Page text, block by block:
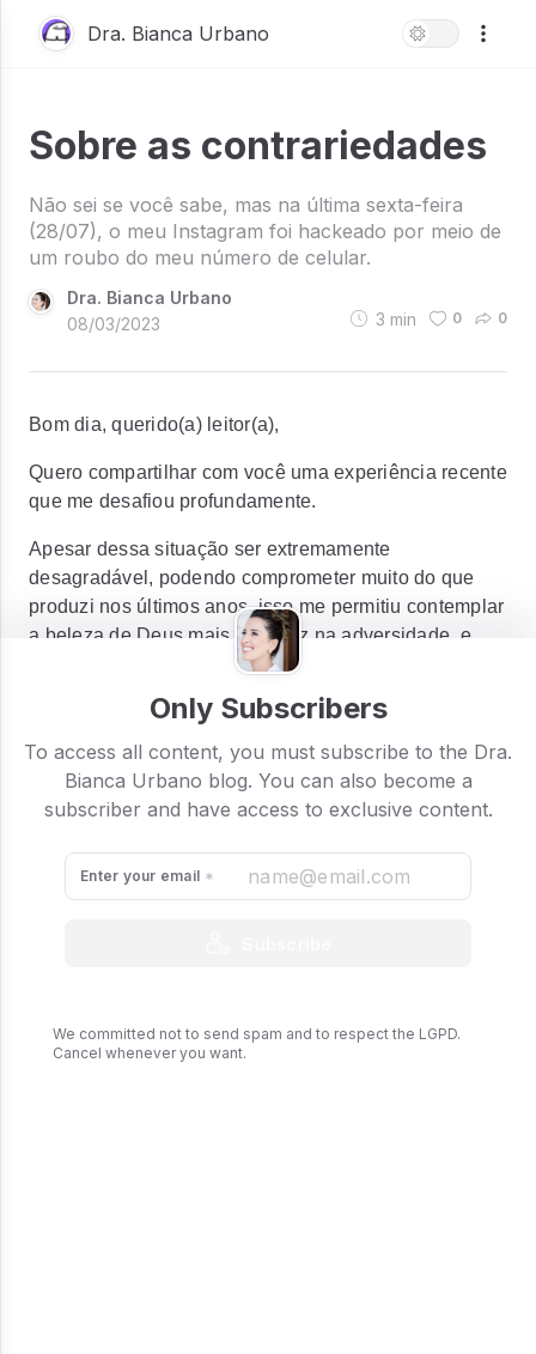
Dra. Bianca Urbano
Sobre as contrariedades
Não sei se você sabe, mas na última sexta-feira
(28/07), o meu Instagram foi hackeado por meio de
um roubo do meu número de celular.
Dra. Bianca Urbano
08/03/2023
3 min 0 0
Bom dia, querido(a) leitor(a),
Quero compartilhar com você uma experiência recente
que me desafiou profundamente.
Apesar dessa situação ser extremamente
desagradável, podendo comprometer muito do que
produzi nos últimos anos, isso me permitiu contemplar
a beleza de Deus mais uma vez na adversidade, e
quero compartilhar contigo o que aprendi com isso.
Only Subscribers
To access all content, you must subscribe to the Dra.
Bianca Urbano blog. You can also become a
subscriber and have access to exclusive content.
Enter your email
We committed not to send spam and to respect the LGPD.
Cancel whenever you want.